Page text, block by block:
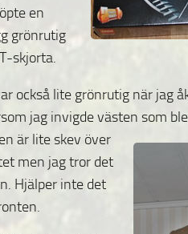
en
grönrutig
skjorta.
också lite grönrutig när jag
jag invigde västen som
är lite skev över
men jag tror det
Hjälper inte det